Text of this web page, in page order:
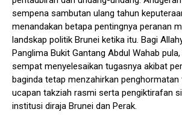
sempena sambutan ulang tahun
menandakan betapa pentingnya peranan
landskap politik Brunei ketika itu. Bagi
Panglima Bukit Gantang Abdul Wahab
sempat menyelesaikan tugasnya akibat
baginda tetap menzahirkan
ucapan takziah rasmi serta pengiktirafan
institusi diraja Brunei dan Perak.